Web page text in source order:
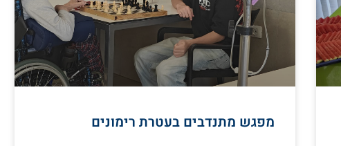
מפגש מתנדבים בעטרת רימונים